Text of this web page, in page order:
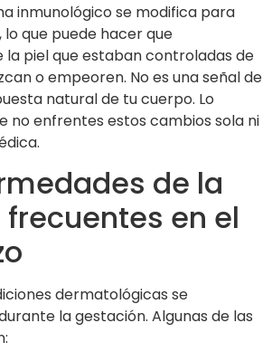
inmunológico se modifica para
que puede hacer que
la piel que estaban controladas de
o empeoren. No es una señal de
natural de tu cuerpo. Lo
no enfrentes estos cambios sola ni
de la
en el
dermatológicas se
la gestación. Algunas de las